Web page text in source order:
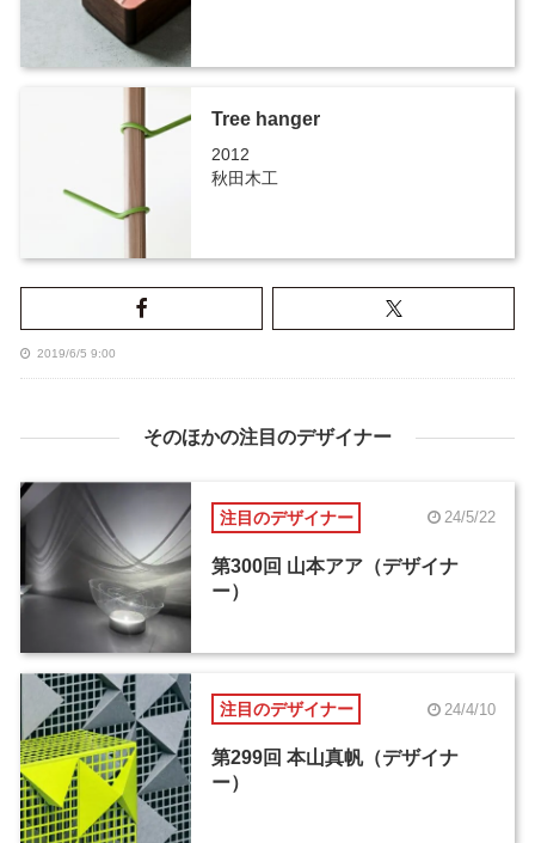
Tree hanger
2012
秋田木工
2019/6/5 9:00
そのほかの注目のデザイナー
注目のデザイナー 24/5/22
第300回 山本アア（デザイナ
ー）
注目のデザイナー 24/4/10
第299回 本山真帆（デザイナ
ー）